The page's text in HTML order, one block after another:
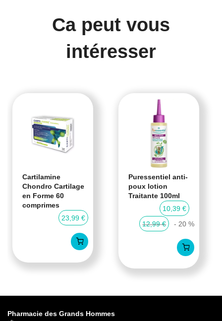
Ca peut vous
intéresser
Cartilamine
Chondro Cartilage
en Forme 60
comprimes
23,99 €
Puressentiel anti-
poux lotion
Traitante 100ml
10,39 €
12,99 €
- 20 %
Pharmacie des Grands Hommes